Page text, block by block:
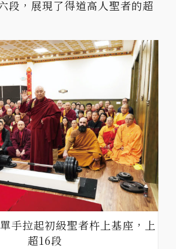
段，展現了得道高人聖者的超
手拉起初級聖者杵上基座，上
超16段